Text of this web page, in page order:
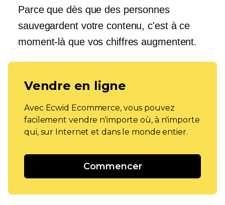
Parce que dès que des personnes
sauvegardent votre contenu, c'est à ce
moment-là que vos chiffres augmentent.
Vendre en ligne
Avec Ecwid Ecommerce, vous pouvez
facilement vendre n'importe où, à n'importe
qui, sur Internet et dans le monde entier.
Commencer